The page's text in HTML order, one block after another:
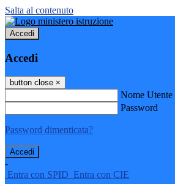
Salta al contenuto
Accedi
Accedi
button close ×
Nome Utente
Password
Password dimenticata?
-
Entra con SPID Entra con CIE